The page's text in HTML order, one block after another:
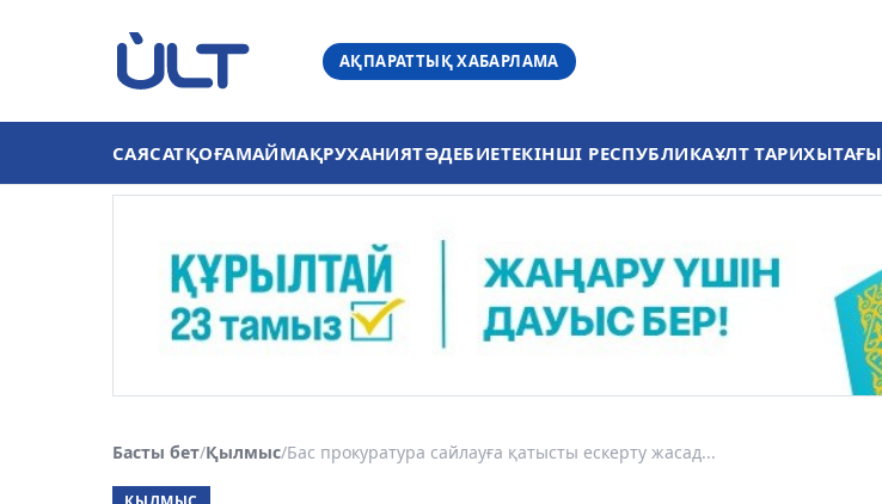
АҚПАРАТТЫҚ ХАБАРЛАМА
САЯСАТҚОҒАМАЙМАҚРУХАНИЯТӘДЕБИЕТЕКІНШІ РЕСПУБЛИКАҰЛТ ТАРИХЫТАҒЫ
Басты бет/Қылмыс/Бас прокуратура сайлауға қатысты ескерту жасад...